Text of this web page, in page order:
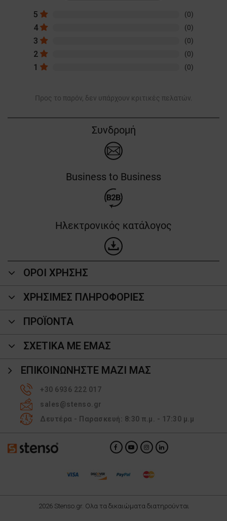
5 (0)
4 (0)
3 (0)
2 (0)
1 (0)
Προς το παρόν, δεν υπάρχουν κριτικές πελατών.
Συνδρομή
Business to Business
Ηλεκτρονικός κατάλογος
ΟΡΟΙ ΧΡΗΣΗΣ
ΧΡΗΣΙΜΕΣ ΠΛΗΡΟΦΟΡΙΕΣ
ΠΡΟΪΌΝΤΑ
ΣΧΕΤΙΚΑ ΜΕ ΕΜΑΣ
ΕΠΙΚΟΙΝΩΝΉΣΤΕ ΜΑΖΊ ΜΑΣ
+30 6936 222 017
sales@stenso.gr
Δευτέρα - Παρασκευή: 8:30 π.μ. - 17:30 μ.μ
2026 Stenso.gr. Ολα τα δικαιώματα διατηρούνται